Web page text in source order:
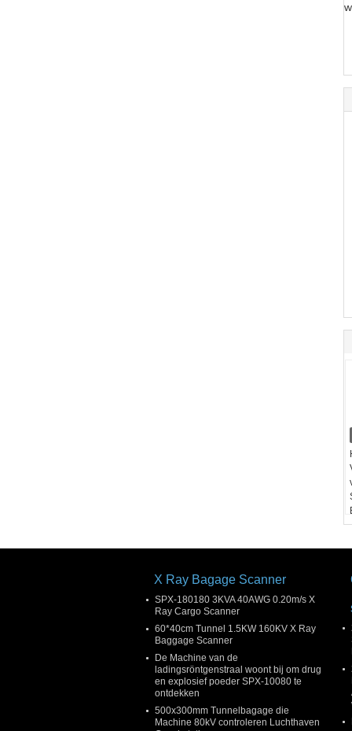
X Ray Bagage Scanner
SPX-180180 3KVA 40AWG 0.20m/s X
Ray Cargo Scanner
60*40cm Tunnel 1.5KW 160KV X Ray
Baggage Scanner
De Machine van de
ladingsröntgenstraal woont bij om drug
en explosief poeder SPX-10080 te
ontdekken
500x300mm Tunnelbagage die
Machine 80kV controleren Luchthaven